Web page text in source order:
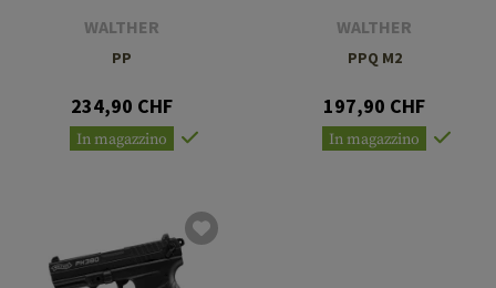
WALTHER
PP
234,90 CHF
In magazzino
WALTHER
PPQ M2
197,90 CHF
In magazzino